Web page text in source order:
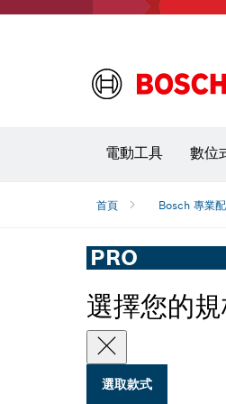
電動工具 數位
首頁 Bosch 專業
PRO
選擇您的
選取款式